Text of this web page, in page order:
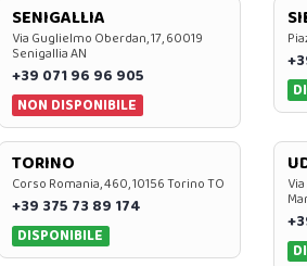
SENIGALLIA
Via Guglielmo Oberdan, 17, 60019
Senigallia AN
+39 071 96 96 905
NON DISPONIBILE
TORINO
Corso Romania, 460, 10156 Torino TO
+39 375 73 89 174
DISPONIBILE